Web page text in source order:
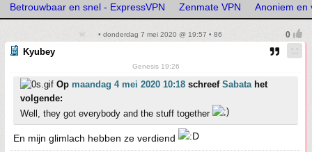
Betrouwbaar en snel - ExpressVPN Zenmate VPN Anoniem en
• donderdag 7 mei 2020 @ 19:57 • 86
Kyubey
Genesis 19:26
Op maandag 4 mei 2020 10:18 schreef Sabatahet
volgende:
Well, they got everybody and the stuff together
En mijn glimlach hebben ze verdiend